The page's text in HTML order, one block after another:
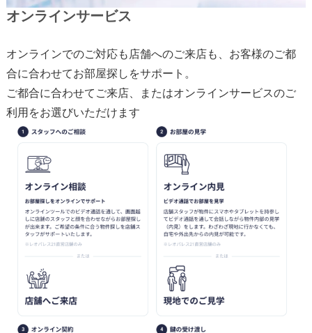
オンラインサービス
オンラインでのご対応も店舗へのご来店も、お客様のご都
合に合わせてお部屋探しをサポート。
ご都合に合わせてご来店、またはオンラインサービスのご
利用をお選びいただけます